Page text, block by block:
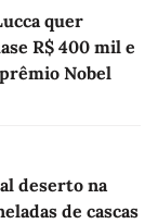
quer
R$ 400 mil e
Nobel
deserto na
de cascas